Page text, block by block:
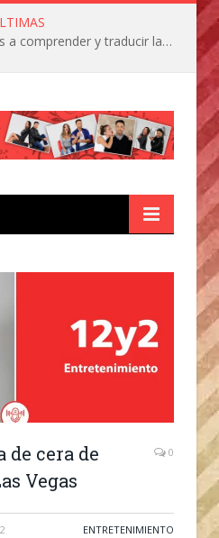
La IA está acercándonos a comprender y traducir las vocalizaciones y comportamientos de nuestras mascotas
de cera de
Vegas
0
ENTRETENIMIENTO